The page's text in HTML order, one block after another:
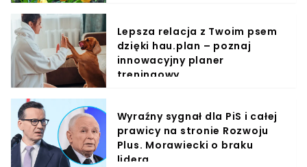
Lepsza relacja z Twoim psem
dzięki hau.plan – poznaj
innowacyjny planer
treningowy
Wyraźny sygnał dla PiS i całej
prawicy na stronie Rozwoju
Plus. Morawiecki o braku
lidera